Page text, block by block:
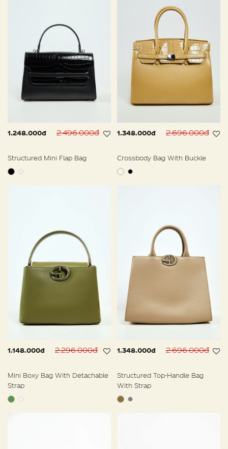
1.248.000đ 2.496.000đ
Structured Mini Flap Bag
1.348.000đ 2.696.000đ
Crossbody Bag With Buckle
1.148.000đ 2.296.000đ
Mini Boxy Bag With Detachable
Strap
1.348.000đ 2.696.000đ
Structured Top-Handle Bag
With Strap